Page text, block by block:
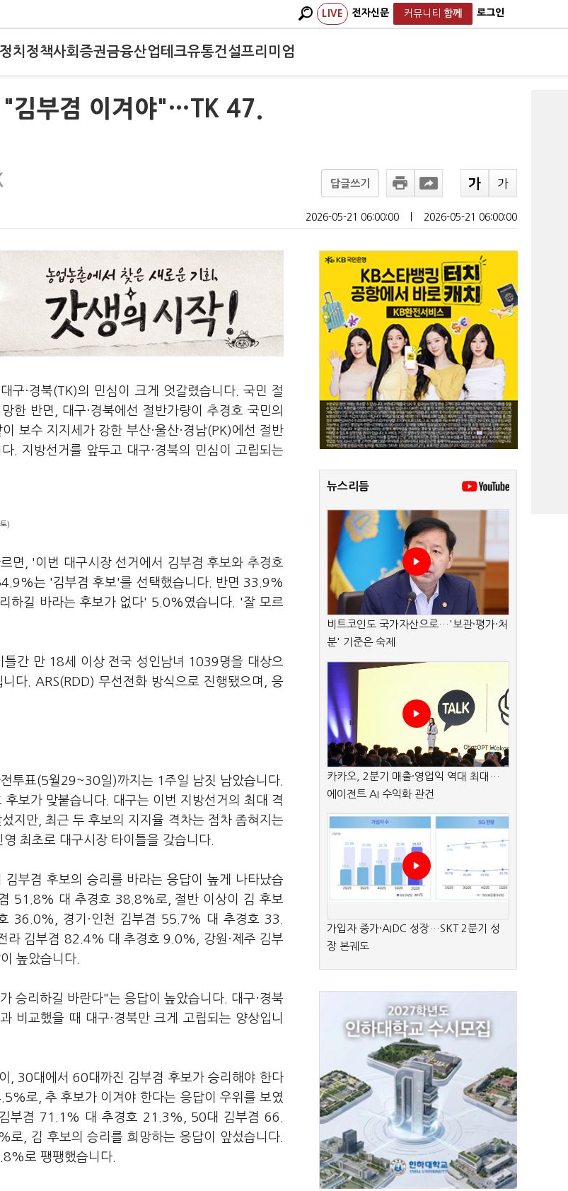
LIVE 전자신문 커뮤니티 함께 로그인
정치 정책사회 증권금융산업테크유통건설프리미엄
김부겸 이겨야"…TK 47.
답글쓰기
2026-05-21 06:00:00 2026-05-21 06:00:00
구·경북(TK)의 민심이 크게 엇갈렸습니다. 국민 절
한 반면, 대구·경북에선 절반가량이 추경호 국민의
보수 지지세가 강한 부산·울산·경남(PK)에선 절반
. 지방선거를 앞두고 대구·경북의 민심이 고립되는
)
면, '이번 대구시장 선거에서 김부겸 후보와 추경호
는 '김부겸 후보'를 선택했습니다. 반면 33.9%
하길 바라는 후보가 없다' 5.0%였습니다. '잘 모르
간 만 18세 이상 전국 성인남녀 1039명을 대상으
다. ARS(RDD) 무선전화 방식으로 진행됐으며, 응
투표(5월29~30일)까지는 1주일 남짓 남았습니다.
보가 맞붙습니다. 대구는 이번 지방선거의 최대 격
지만, 최근 두 후보의 지지율 격차는 점차 좁혀지는
최초로 대구시장 타이틀을 갖습니다.
부겸 후보의 승리를 바라는 응답이 높게 나타났습
51.8% 대 추경호 38.8%로, 절반 이상이 김 후보
36.0%, 경기·인천 김부겸 55.7% 대 추경호 33.
라 김부겸 82.4% 대 추경호 9.0%, 강원·제주 김부
높았습니다.
승리하길 바란다"는 응답이 높았습니다. 대구·경북
교했을 때 대구·경북만 크게 고립되는 양상입니
, 30대에서 60대까진 김부겸 후보가 승리해야 한다
로, 추 후보가 이겨야 한다는 응답이 우위를 보였
부겸 71.1% 대 추경호 21.3%, 50대 김부겸 66.
, 김 후보의 승리를 희망하는 응답이 앞섰습니다.
로 팽팽했습니다.
뉴스리듬
비트코인도 국가자산으로…'보관·평가·처
분' 기준은 숙제
카카오, 2분기 매출·영업익 역대 최대…
에이전트 AI 수익화 관건
가입자 증가·AIDC 성장…SKT 2분기 성
장 본궤도